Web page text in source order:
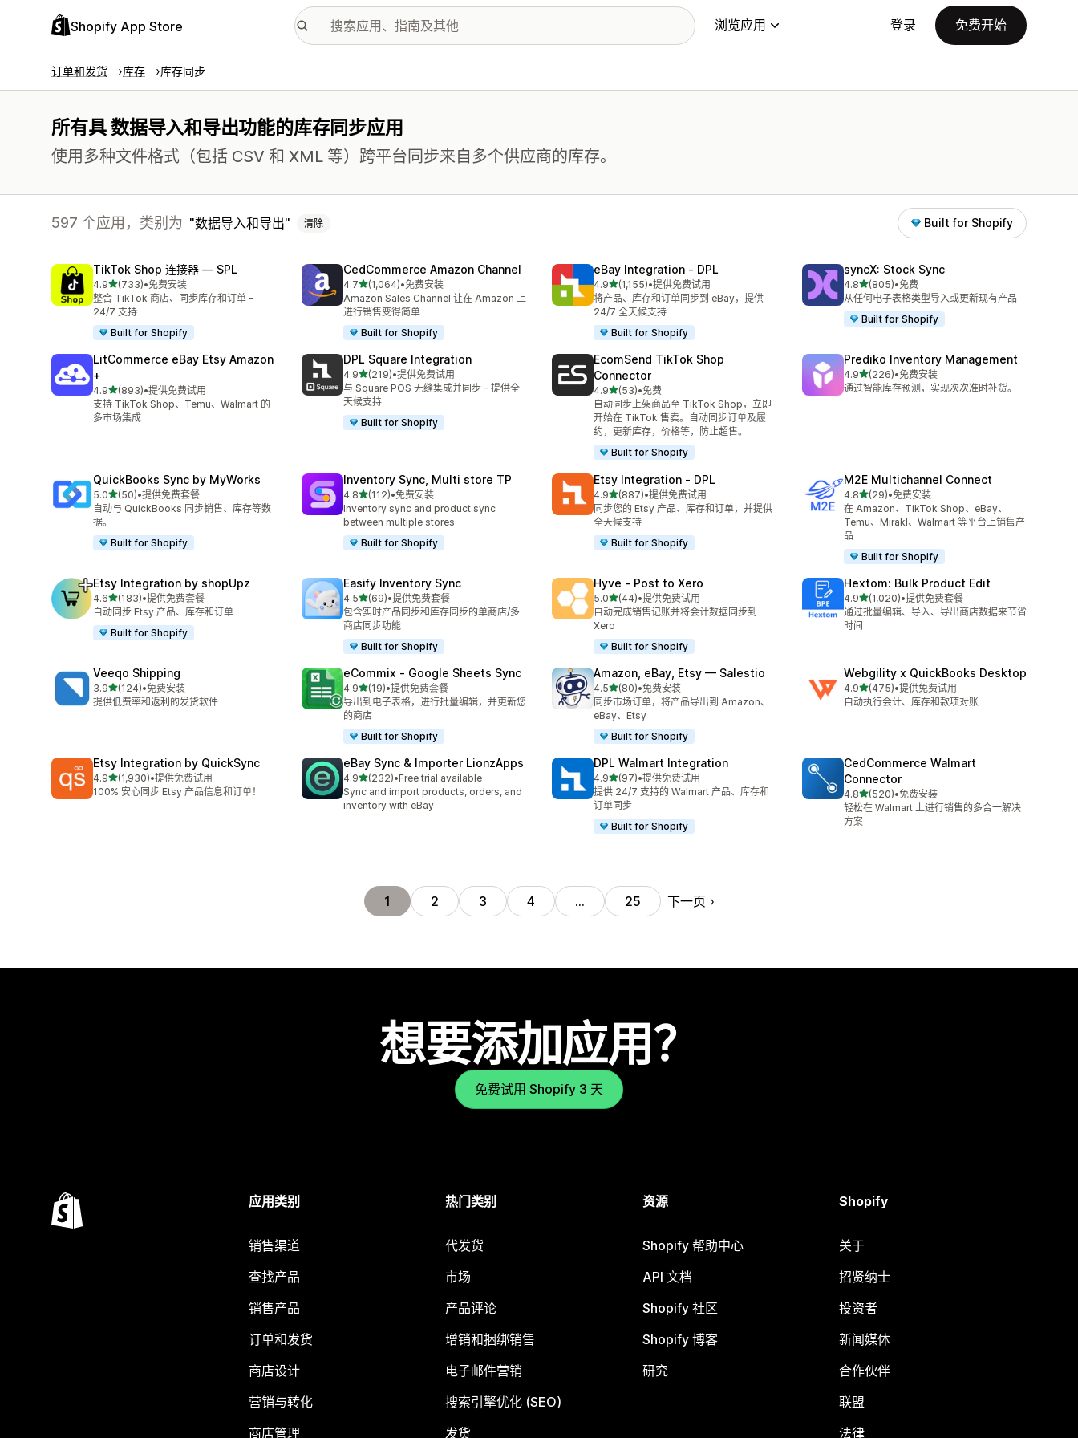
Shopify App Store 浏览应用 登录 免费开始
订单和发货 库存 库存同步
所有具 数据导入和导出功能的库存同步应用
使用多种文件格式（包括 CSV 和 XML 等）跨平台同步来自多个供应商的库存。
597 个应用，类别为 数据导入和导出 清除 Built for Shopify
TikTok Shop 连接器 — SPL
4.9星（满分 5 星）
(733)
总共 733 条评论
•免费安装
整合 TikTok 商店、同步库存和订单 -
24/7 支持
Built for Shopify
CedCommerce Amazon Channel
4.7星（满分 5 星）
(1,064)
总共 1064 条评论
•免费安装
Amazon Sales Channel 让在 Amazon 上
进行销售变得简单
Built for Shopify
eBay Integration ‑ DPL
4.9星（满分 5 星）
(1,155)
总共 1155 条评论
•提供免费试用
将产品、库存和订单同步到 eBay，提供
24/7 全天候支持
Built for Shopify
syncX: Stock Sync
4.8星（满分 5 星）
(805)
总共 805 条评论
•免费
从任何电子表格类型导入或更新现有产品
Built for Shopify
LitCommerce eBay Etsy Amazon
+
4.9星（满分 5 星）
(893)
总共 893 条评论
•提供免费试用
支持 TikTok Shop、Temu、Walmart 的
多市场集成
DPL Square Integration
4.9星（满分 5 星）
(219)
总共 219 条评论
•提供免费试用
与 Square POS 无缝集成并同步 - 提供全
天候支持
Built for Shopify
EcomSend TikTok Shop
Connector
4.9星（满分 5 星）
(53)
总共 53 条评论
•免费
自动同步上架商品至 TikTok Shop，立即
开始在 TikTok 售卖。自动同步订单及履
约，更新库存，价格等，防止超售。
Built for Shopify
Prediko Inventory Management
4.9星（满分 5 星）
(226)
总共 226 条评论
•免费安装
通过智能库存预测，实现次次准时补货。
QuickBooks Sync by MyWorks
5.0星（满分 5 星）
(50)
总共 50 条评论
•提供免费套餐
自动与 QuickBooks 同步销售、库存等数
据。
Built for Shopify
Inventory Sync, Multi store TP
4.8星（满分 5 星）
(112)
总共 112 条评论
•免费安装
Inventory sync and product sync
between multiple stores
Built for Shopify
Etsy Integration ‑ DPL
4.9星（满分 5 星）
(887)
总共 887 条评论
•提供免费试用
同步您的 Etsy 产品、库存和订单，并提供
全天候支持
Built for Shopify
M2E Multichannel Connect
4.8星（满分 5 星）
(29)
总共 29 条评论
•免费安装
在 Amazon、TikTok Shop、eBay、
Temu、Mirakl、Walmart 等平台上销售产
品
Built for Shopify
Etsy Integration by shopUpz
4.6星（满分 5 星）
(183)
总共 183 条评论
•提供免费套餐
自动同步 Etsy 产品、库存和订单
Built for Shopify
Easify Inventory Sync
4.5星（满分 5 星）
(69)
总共 69 条评论
•提供免费套餐
包含实时产品同步和库存同步的单商店/多
商店同步功能
Built for Shopify
Hyve ‑ Post to Xero
5.0星（满分 5 星）
(44)
总共 44 条评论
•提供免费试用
自动完成销售记账并将会计数据同步到
Xero
Built for Shopify
Hextom: Bulk Product Edit
4.9星（满分 5 星）
(1,020)
总共 1020 条评论
•提供免费套餐
通过批量编辑、导入、导出商店数据来节省
时间
Veeqo Shipping
3.9星（满分 5 星）
(124)
总共 124 条评论
•免费安装
提供低费率和返利的发货软件
eCommix ‑ Google Sheets Sync
4.9星（满分 5 星）
(19)
总共 19 条评论
•提供免费套餐
导出到电子表格，进行批量编辑，并更新您
的商店
Built for Shopify
Amazon, eBay, Etsy — Salestio
4.5星（满分 5 星）
(80)
总共 80 条评论
•免费安装
同步市场订单，将产品导出到 Amazon、
eBay、Etsy
Built for Shopify
Webgility x QuickBooks Desktop
4.9星（满分 5 星）
(475)
总共 475 条评论
•提供免费试用
自动执行会计、库存和款项对账
Etsy Integration by QuickSync
4.9星（满分 5 星）
(1,930)
总共 1930 条评论
•提供免费试用
100% 安心同步 Etsy 产品信息和订单！
eBay Sync & Importer LionzApps
4.9星（满分 5 星）
(232)
总共 232 条评论
•Free trial available
Sync and import products, orders, and
inventory with eBay
DPL Walmart Integration
4.9星（满分 5 星）
(97)
总共 97 条评论
•提供免费试用
提供 24/7 支持的 Walmart 产品、库存和
订单同步
Built for Shopify
CedCommerce Walmart
Connector
4.8星（满分 5 星）
(520)
总共 520 条评论
•免费安装
轻松在 Walmart 上进行销售的多合一解决
方案
1 2 3 4 … 25 下一页
想要添加应用？
免费试用 Shopify 3 天
应用类别
销售渠道
查找产品
销售产品
订单和发货
商店设计
营销与转化
商店管理
热门类别
代发货
市场
产品评论
增销和捆绑销售
电子邮件营销
搜索引擎优化 (SEO)
发货
资源
Shopify 帮助中心
API 文档
Shopify 社区
Shopify 博客
研究
Shopify
关于
招贤纳士
投资者
新闻媒体
合作伙伴
联盟
法律